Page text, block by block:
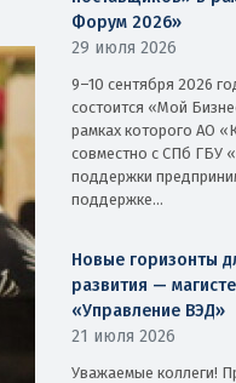
Форум 2026»
29 июля 2026
9–10 сентября 2026
состоится «Мой
рамках которого АО
совместно с СПб ГБУ
поддержки
поддержке...
Новые горизонты
развития —
«Управление ВЭД»
21 июля 2026
Уважаемые коллеги!